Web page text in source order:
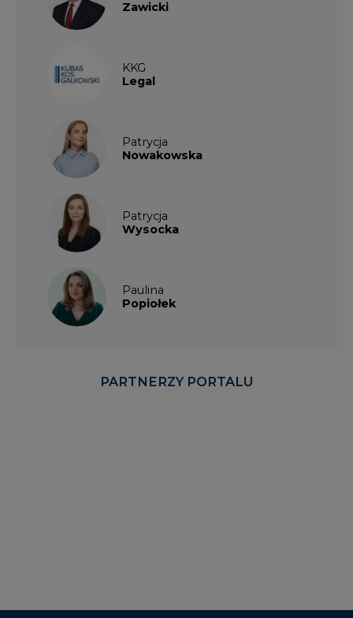
Zawicki
KKG
Legal
Patrycja
Nowakowska
Patrycja
Wysocka
Paulina
Popiołek
PARTNERZY PORTALU